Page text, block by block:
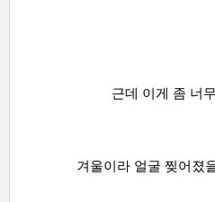
근데 이게 좀 너
겨울이라 얼굴 찢어졌